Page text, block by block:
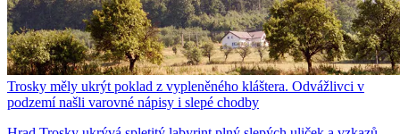
Trosky měly ukrýt poklad z vypleněného kláštera. Odvážlivci v
podzemí našli varovné nápisy i slepé chodby